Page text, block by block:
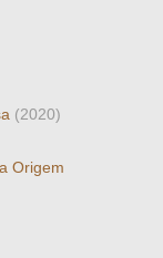
(2020)
Origem